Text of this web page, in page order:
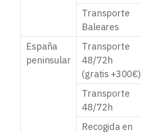
Transporte
Baleares
España
peninsular
Transporte
48/72h
(gratis +300€)
Transporte
48/72h
Recogida en